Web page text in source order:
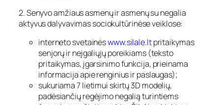
2. Senyvo amžiaus asmenų ir asmenų su negalia
aktyvus dalyvavimas sociokultūrinėse veiklose:
interneto svetainėswww.silale.ltpritaikymas
senjorų ir neįgaliųjų poreikiams (teksto
pritaikymas, įgarsinimo funkcija, prieinama
informacija apie renginius ir paslaugas);
sukuriama 7 lietimui skirtų 3D modelių,
padėsiančių regėjimo negalią turintiems